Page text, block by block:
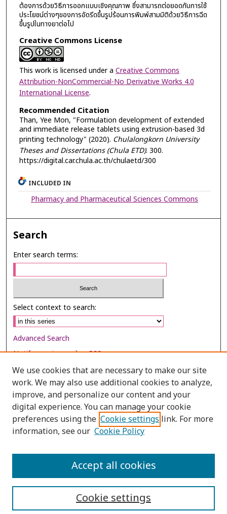
ต้องการด้วยวิธีการออกแบบเชิงคุณภาพ ซึ่งสามารถต่อยอดกับการใช้
ประโยชน์ต่างๆของการอัดรีดขึ้นรูปร้อนการพิมพ์สามมิติด้วยวิธีการฉีด
ขึ้นรูปในทางยาต่อไป
Creative Commons License
This work is licensed under a Creative Commons
Attribution-NonCommercial-No Derivative Works 4.0
International License.
Recommended Citation
Than, Yee Mon, "Formulation development of extended
and immediate release tablets using extrusion-based 3d
printing technology" (2020). Chulalongkorn University
Theses and Dissertations (Chula ETD). 300.
https://digital.car.chula.ac.th/chulaetd/300
INCLUDED IN
Pharmacy and Pharmaceutical Sciences Commons
Search
Enter search terms:
Select context to search:
Advanced Search
Notify me via email orRSS
Browse
Collections
Disciplines
Authors
We use cookies that are necessary to make our site
work. We may also use additional cookies to analyze,
improve, and personalize our content and your
digital experience. You can manage your cookie
preferences using the Cookie settings link. For more
information, see our Cookie Policy
Cookie settings
Accept all cookies